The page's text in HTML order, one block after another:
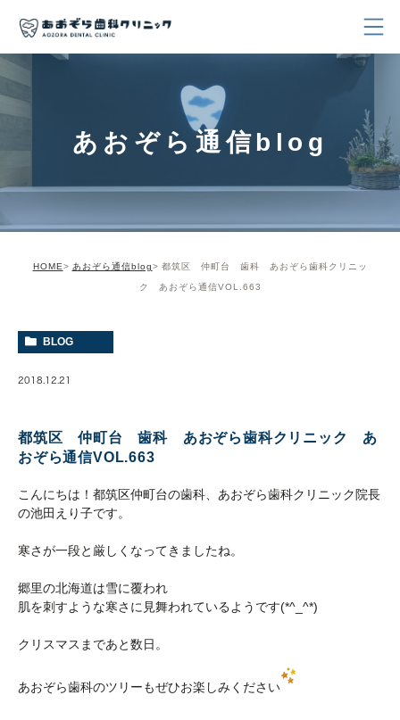
あおぞら通信blog
HOME あおぞら通信blog 都筑区 仲町台 歯科 あおぞら歯科クリニッ
ク あおぞら通信VOL.663
BLOG
2018.12.21
都筑区 仲町台 歯科 あおぞら歯科クリニック あ
おぞら通信VOL.663
こんにちは！都筑区仲町台の歯科、あおぞら歯科クリニック院長
の池田えり子です。
寒さが一段と厳しくなってきましたね。
郷里の北海道は雪に覆われ
肌を刺すような寒さに見舞われているようです(*^_^*)
クリスマスまであと数日。
あおぞら歯科のツリーもぜひお楽しみください